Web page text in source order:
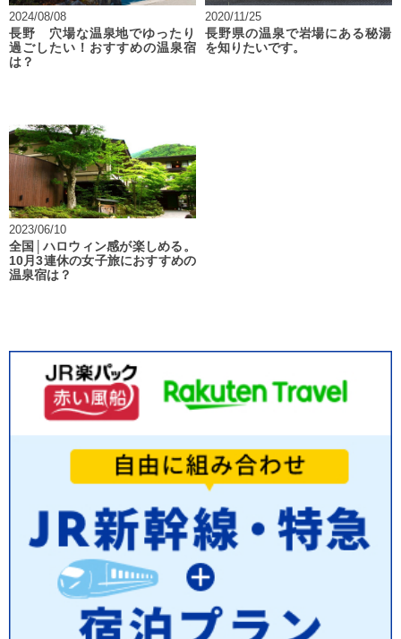
2024/08/08
長野 穴場な温泉地でゆったり
過ごしたい！おすすめの温泉宿
は？
2020/11/25
長野県の温泉で岩場にある秘湯
を知りたいです。
2023/06/10
全国│ハロウィン感が楽しめる。
10月3連休の女子旅におすすめの
温泉宿は？